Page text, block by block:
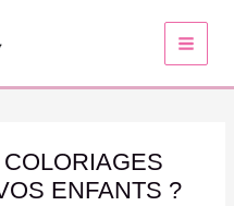
ENFANTS ?